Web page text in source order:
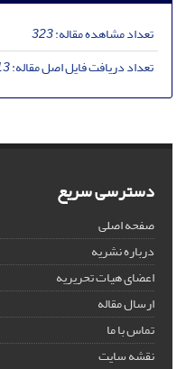
تعداد مشاهده مقاله:323
تعداد دریافت فایل اصل مقاله:
دسترسی سریع
صفحه اصلی
درباره نشریه
اعضای هیات تحریریه
ارسال مقاله
تماس با ما
نقشه سایت